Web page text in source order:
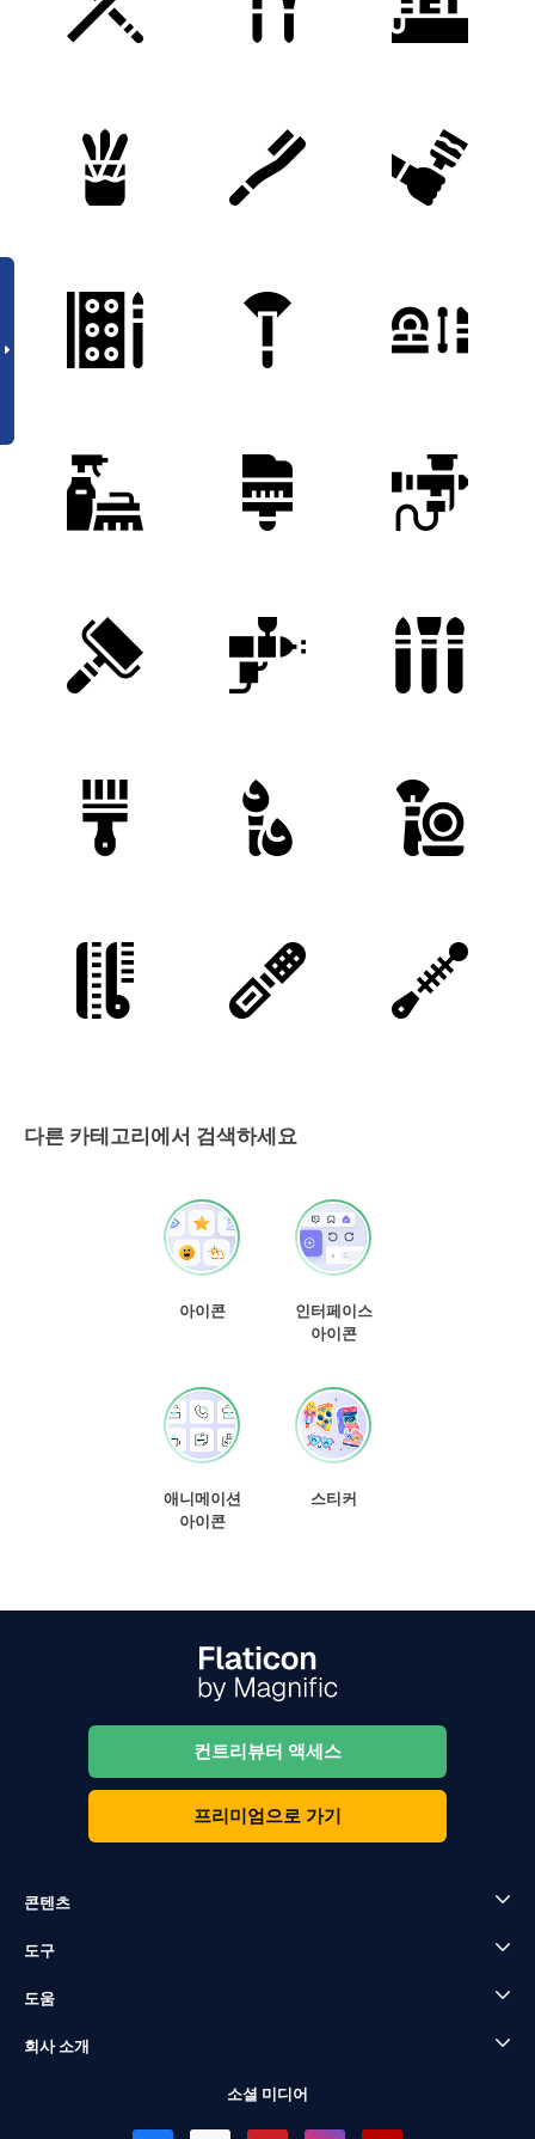
다른 카테고리에서 검색하세요
아이콘
인터페이스
아이콘
애니메이션
아이콘
스티커
컨트리뷰터 액세스
프리미엄으로 가기
콘텐츠
도구
도움
회사 소개
소셜 미디어